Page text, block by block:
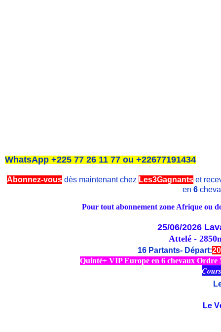
WhatsApp +225 77 26 11 77 ou +22677191434
Abonnez-vous dès maintenant chez Les3Gagnants et
en 6
Pour tout abonnement zone Afrique ou
25/06/2026
Attelé -
16 Partants- Départ:20
Quinté+ VIP Europe en 6 chevaux Ordre
Le